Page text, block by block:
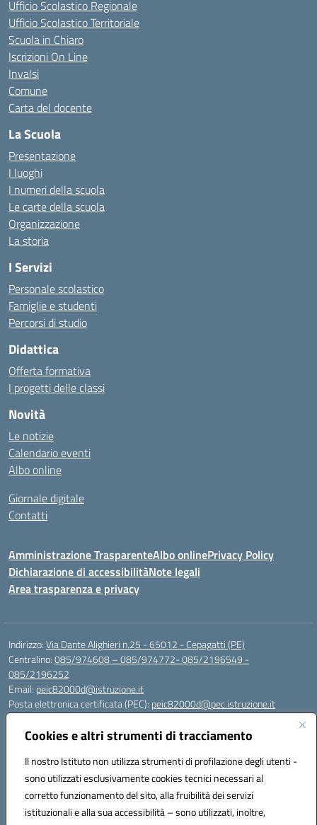
Cookies e altri strumenti di tracciamento
Il nostro Istituto non utilizza strumenti di profilazione degli utenti -
sono utilizzati esclusivamente cookies tecnici necessari al
corretto funzionamento del sito, alla fruibilità dei servizi
istituzionali e alla sua accessibilità – sono utilizzati, inoltre,
Ufficio Scolastico Regionale
Ufficio Scolastico Territoriale
Scuola in Chiaro
Iscrizioni On Line
Invalsi
Comune
Carta del docente
La Scuola
Presentazione
I luoghi
I numeri della scuola
Le carte della scuola
Organizzazione
La storia
I Servizi
Personale scolastico
Famiglie e studenti
Percorsi di studio
Didattica
Offerta formativa
I progetti delle classi
Novità
Le notizie
Calendario eventi
Albo online
Giornale digitale
Contatti
Amministrazione TrasparenteAlbo onlinePrivacy Policy
Dichiarazione di accessibilitàNote legali
Area trasparenza e privacy
Indirizzo:Via Dante Alighieri n.25 - 65012 - Cepagatti (PE)
Centralino:085/974608 – 085/974772- 085/2196549 -
085/2196252
Email: peic82000d@istruzione.it
Posta elettronica certificata (PEC): peic82000d@pec.istruzione.it
Codice fiscale: 91100590685
Codice meccanografico: PEIC82000D
Codice Indice delle Pubbliche Amministrazioni (IPA): istsc_peic82000d
Codice unico di fatturazione (CUF): UFYS5I
Sede provvisoria dell'Istituto Comprensivo Cepagatti
Via Elsa Morante, 12 - 65012 - Villareia (PE)